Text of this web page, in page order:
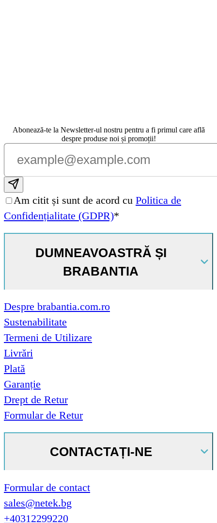
Abonează-te la Newsletter-ul nostru pentru a fi primul care află
despre produse noi și promoții!
Subscribe email
Am citit și sunt de acord cu Politica de
Confidențialitate (GDPR)*
DUMNEAVOASTRĂ ȘI
BRABANTIA
Despre brabantia.com.ro
Sustenabilitate
Termeni de Utilizare
Livrări
Plată
Garanție
Drept de Retur
Formular de Retur
CONTACTAȚI-NE
Formular de contact
sales@netek.bg
+40312299220